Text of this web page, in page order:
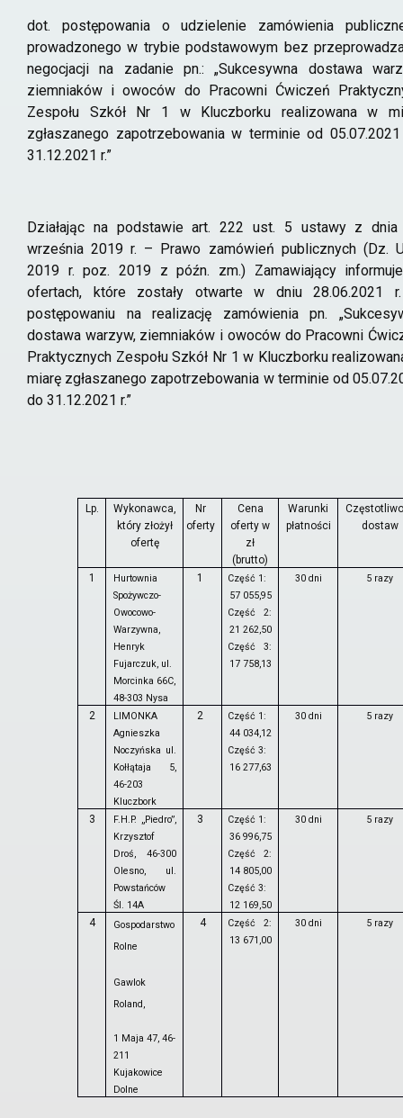
dot. postępowania o udzielenie zamówienia
prowadzonego w trybie podstawowym bez
negocjacji na zadanie pn.: „Sukcesywna dostawa
ziemniaków i owoców do Pracowni Ćwiczeń
Zespołu Szkół Nr 1 w Kluczborku realizowana w
zgłaszanego zapotrzebowania w terminie od
31.12.2021 r.”
Działając na podstawie art. 222 ust. 5 ustawy z
września 2019 r. – Prawo zamówień publicznych (Dz.
2019 r. poz. 2019 z późn. zm.) Zamawiający
ofertach, które zostały otwarte w dniu 28.06.2021
postępowaniu na realizację zamówienia pn.
dostawa warzyw, ziemniaków i owoców do Pracowni
Praktycznych Zespołu Szkół Nr 1 w Kluczborku
miarę zgłaszanego zapotrzebowania w terminie od
do 31.12.2021 r.”
Lp.
Wykonawca,
który złożył
ofertę
Nr
oferty
Cena
oferty w
zł
(brutto)
Warunki
płatności
dostaw
1
Hurtownia
Spożywczo-
Owocowo-
Warzywna,
Henryk
Fujarczuk, ul.
Morcinka 66C,
48-303 Nysa
1
Część 1:
57 055,95
Część 2:
21 262,50
Część 3:
17 758,13
30 dni 5 razy
2
LIMONKA
Agnieszka
Noczyńska ul.
Kołłątaja 5,
46-203
Kluczbork
2
Część 1:
44 034,12
Część 3:
16 277,63
30 dni 5 razy
3
F.H.P. „Piedro”,
Krzysztof
Droś, 46-300
Olesno, ul.
Powstańców
Śl. 14A
3
Część 1:
36 996,75
Część 2:
14 805,00
Część 3:
12 169,50
30 dni 5 razy
4
Gospodarstwo
Rolne
Gawlok
Roland,
1 Maja 47, 46-
211
Kujakowice
Dolne
4
Część 2:
13 671,00
30 dni 5 razy